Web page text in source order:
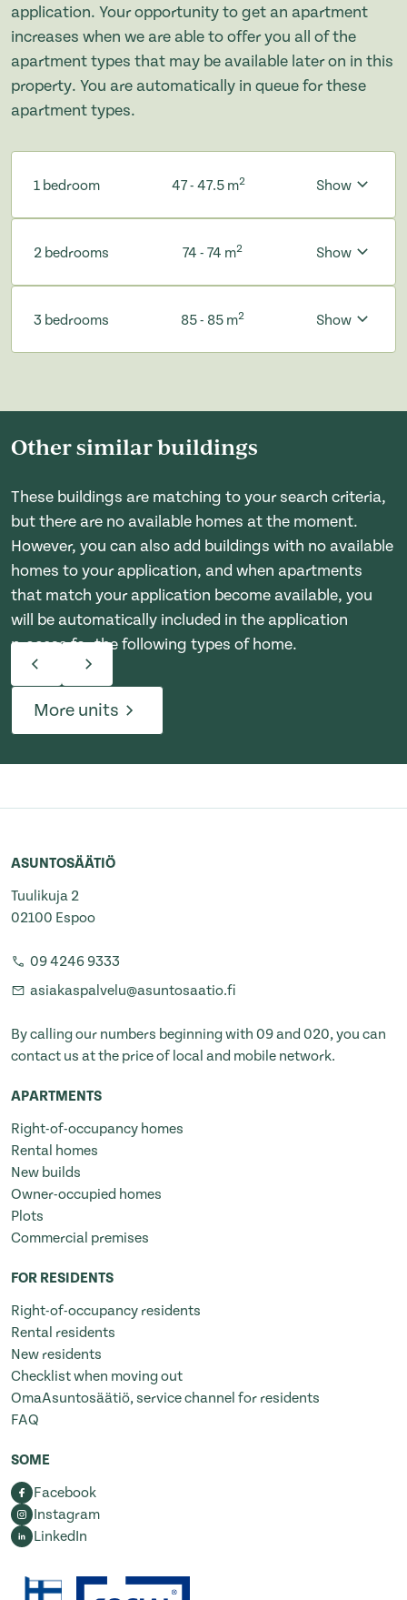
application. Your opportunity to get an apartment
increases when we are able to offer you all of the
apartment types that may be available later on in this
property. You are automatically in queue for these
apartment types.
1 bedroom 47 - 47.5 m2 Show
2 bedrooms 74 - 74 m2 Show
3 bedrooms 85 - 85 m2 Show
Other similar buildings
These buildings are matching to your search criteria,
but there are no available homes at the moment.
However, you can also add buildings with no available
homes to your application, and when apartments
that match your application become available, you
will be automatically included in the application
process for the following types of home.
More units
ASUNTOSÄÄTIÖ
Tuulikuja 2
02100 Espoo
09 4246 9333
asiakaspalvelu@asuntosaatio.fi
By calling our numbers beginning with 09 and 020, you can
contact us at the price of local and mobile network.
APARTMENTS
Right-of-occupancy homes
Rental homes
New builds
Owner-occupied homes
Plots
Commercial premises
FOR RESIDENTS
Right-of-occupancy residents
Rental residents
New residents
Checklist when moving out
OmaAsuntosäätiö, service channel for residents
FAQ
SOME
Facebook
Instagram
LinkedIn